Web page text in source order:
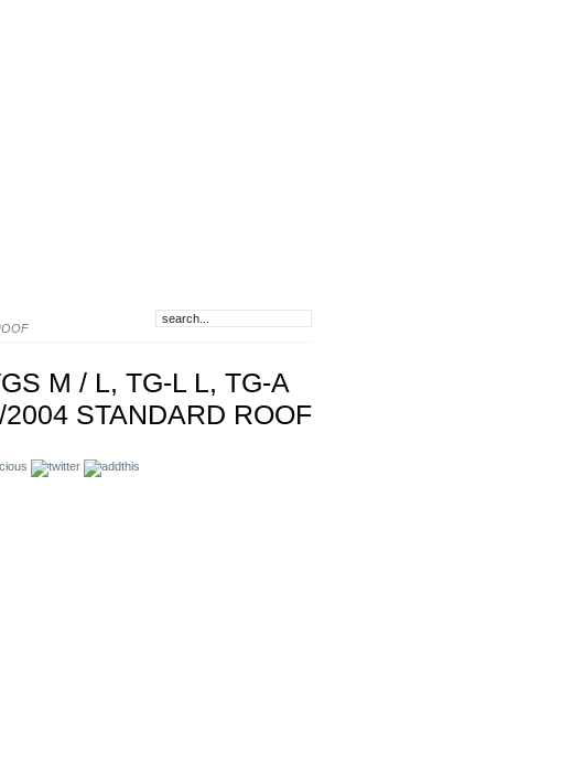
M / L, TG-L L, TG-A
2004 STANDARD ROOF